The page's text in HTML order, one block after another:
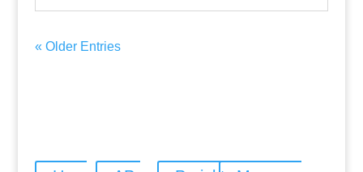
« Older Entries